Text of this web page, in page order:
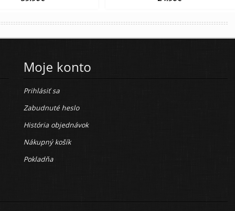
Moje konto
Prihlásiť sa
Zabudnuté heslo
História objednávok
Nákupný košík
Pokladňa